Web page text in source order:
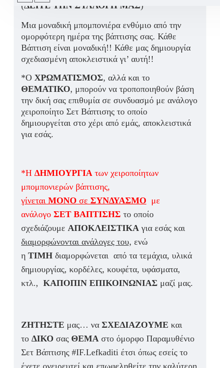
(ΔΕΙΤΕ ΤΗΝ ΣΥΛΛΟΓΗ ΜΑΣ )
Μια μοναδική μπομπονιέρα ενθύμιο από την
ομορφότερη ημέρα της βάπτισης σας. Κάθε
Βάπτιση είναι μοναδική!! Κάθε μας δημιουργία
σχεδιασμένη αποκλειστικά γι’ αυτή!!
*Ο ΧΡΩΜΑΤΙΣΜΟΣ, αλλά και το
ΘΕΜΑΤΙΚΟ, μπορούν να τροποποιηθούν βάση
την δική σας επιθυμία σε συνδυασμό με ανάλογο
χειροποίητο Σετ Βάπτισης το οποίο
δημιουργείται στο χέρι από εμάς, αποκλειστικά
για εσάς.
*Η ΔΗΜΙΟΥΡΓΙΑ των χειροποίητων
μπομπονιερών βάπτισης,
γίνεται ΜΟΝΟ σε ΣΥΝΔΥΑΣΜΟ με
ανάλογο ΣΕΤ ΒΑΠΤΙΣΗΣ το οποίο
σχεδιάζουμε ΑΠΟΚΛΕΙΣΤΙΚΑ για εσάς και
διαμορφώνονται ανάλογες του, ενώ
η ΤΙΜΗ διαμορφώνεται από τα τεμάχια, υλικά
δημιουργίας, κορδέλες, κουφέτα, υφάσματα,
κτλ., ΚΑΠΟΠΙΝ ΕΠΙΚΟΙΝΩΝΙΑΣ μαζί μας.
ΖΗΤΗΣΤΕ μας… να ΣΧΕΔΙΑΖΟΥΜΕ και
το ΔΙΚΟ σας ΘΕΜΑ στο όμορφο Παραμυθένιο
Σετ Βάπτισης #IF.Lefkaditi έτσι όπως εσείς το